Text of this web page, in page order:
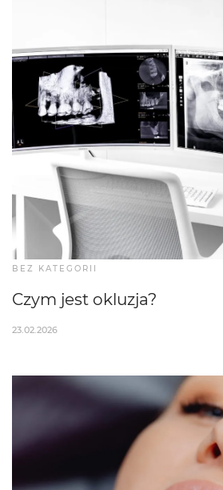
BEZ KATEGORII
Czym jest okluzja?
23.02.2026